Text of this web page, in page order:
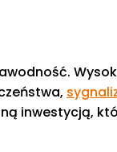
inwestycją,